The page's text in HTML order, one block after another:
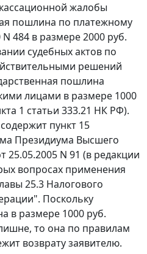
жалобы
пошлина по платежному
484 в размере 2000 руб.
судебных актов по
решений
пошлина
лицами в размере 1000
1 статьи 333.21 НК РФ).
пункт 15
Президиума Высшего
N 91 (в редакции
вопросах применения
25.3 Налогового
Поскольку
в размере 1000 руб.
то она по правилам
возврату заявителю.